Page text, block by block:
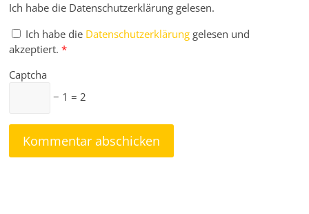
Ich habe die Datenschutzerklärung gelesen.
Ich habe die Datenschutzerklärung gelesen und
akzeptiert. *
Captcha
− 1 = 2